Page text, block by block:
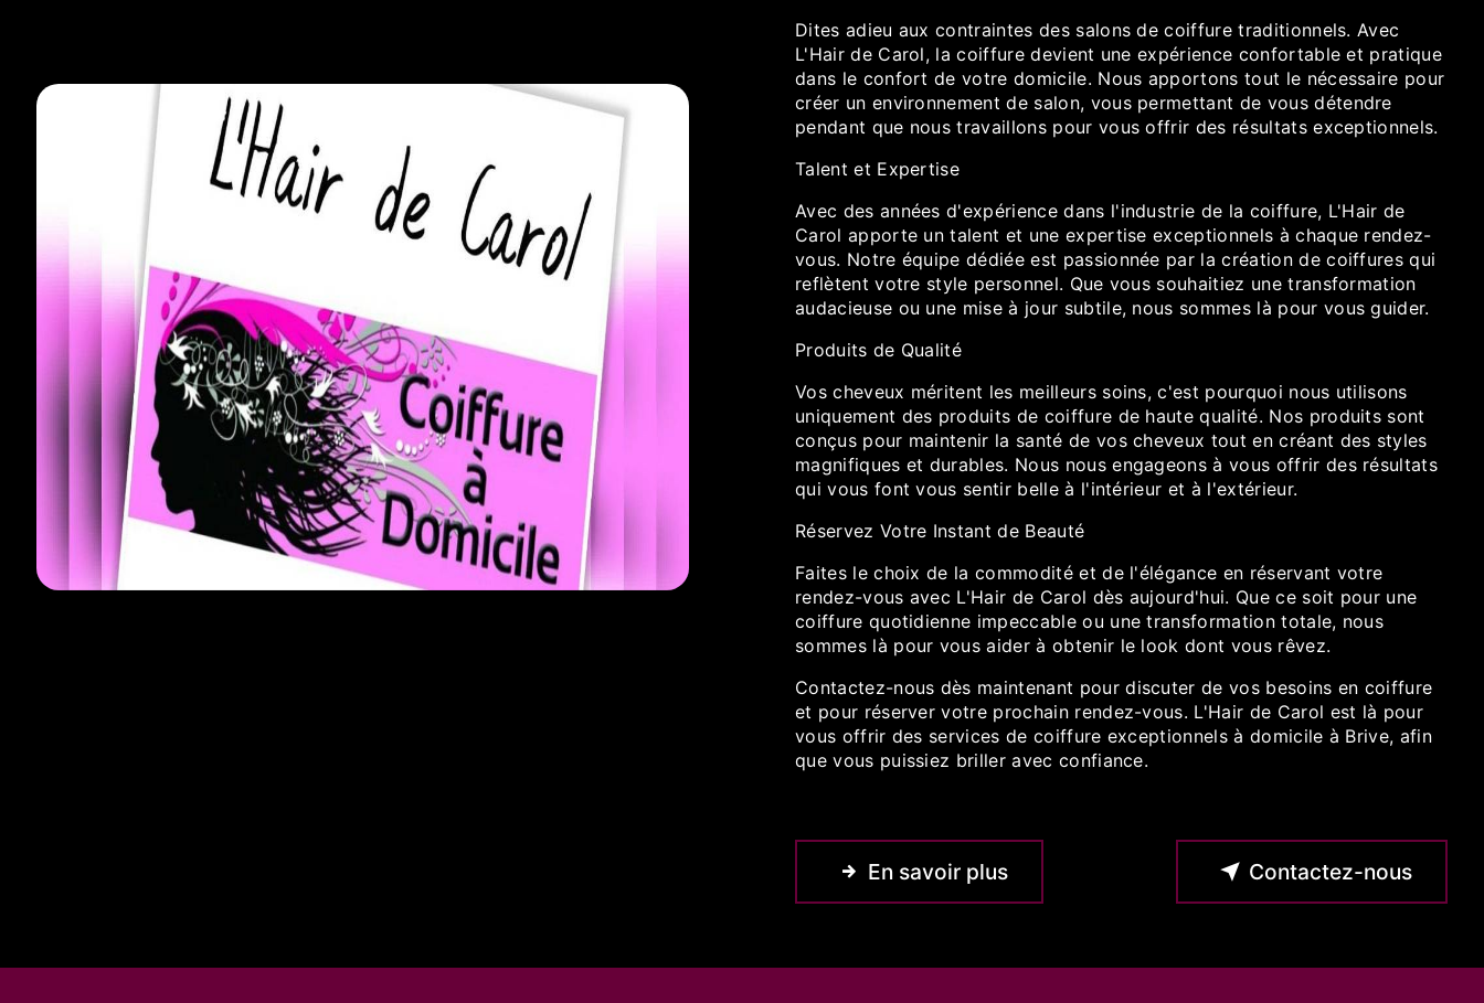
Dites adieu aux contraintes des salons de coiffure traditionnels. Avec
L'Hair de Carol, la coiffure devient une expérience confortable et pratique
dans le confort de votre domicile. Nous apportons tout le nécessaire pour
créer un environnement de salon, vous permettant de vous détendre
pendant que nous travaillons pour vous offrir des résultats exceptionnels.
Talent et Expertise
Avec des années d'expérience dans l'industrie de la coiffure, L'Hair de
Carol apporte un talent et une expertise exceptionnels à chaque rendez-
vous. Notre équipe dédiée est passionnée par la création de coiffures qui
reflètent votre style personnel. Que vous souhaitiez une transformation
audacieuse ou une mise à jour subtile, nous sommes là pour vous guider.
Produits de Qualité
Vos cheveux méritent les meilleurs soins, c'est pourquoi nous utilisons
uniquement des produits de coiffure de haute qualité. Nos produits sont
conçus pour maintenir la santé de vos cheveux tout en créant des styles
magnifiques et durables. Nous nous engageons à vous offrir des résultats
qui vous font vous sentir belle à l'intérieur et à l'extérieur.
Réservez Votre Instant de Beauté
Faites le choix de la commodité et de l'élégance en réservant votre
rendez-vous avec L'Hair de Carol dès aujourd'hui. Que ce soit pour une
coiffure quotidienne impeccable ou une transformation totale, nous
sommes là pour vous aider à obtenir le look dont vous rêvez.
Contactez-nous dès maintenant pour discuter de vos besoins en coiffure
et pour réserver votre prochain rendez-vous. L'Hair de Carol est là pour
vous offrir des services de coiffure exceptionnels à domicile à Brive, afin
que vous puissiez briller avec confiance.
En savoir plus Contactez-nous